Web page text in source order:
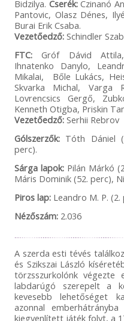
Bidzilya. Cserék:Czinanó
Pantovic, Olasz Dénes,
Burai Erik Csaba.
Vezetőedző:Schindler
FTC:Gróf Dávid Attila,
Ihnatenko Danylo,
Mikalai, Bőle Lukács,
Skvarka Michal, Varga
Lovrencsics Gergő,
Kenneth Otigba, Priskin
Vezetőedző:Serhii Rebrov
Gólszerzők:Tóth Dániel
perc).
Sárga lapok:Pilán Márkó
Máris Dominik (52. perc),
Piros lap:Leandro M. P. (2.
Nézőszám:2.036
A szerda esti tévés
és Szikszai László
törzsszurkolónk
labdarúgó szerepelt a
kevesebb lehetőséget
azonnal
kiegyenlített játék folyt, a